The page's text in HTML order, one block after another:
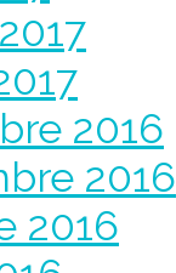
2016
2016
2016